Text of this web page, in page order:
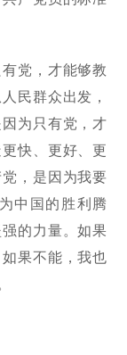
党，才能够教
民群众出发，
为只有党，才
快、更好、更
，是因为我要
中国的胜利腾
的力量。如果
果不能，我也